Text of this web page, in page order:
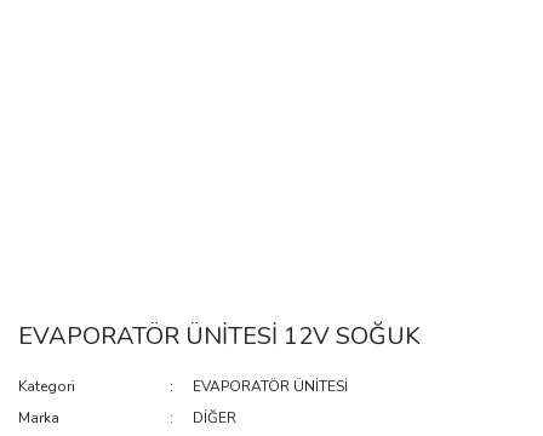
EVAPORATÖR ÜNİTESİ 12V SOĞUK
Kategori
EVAPORATÖR ÜNİTESİ
Marka
DİĞER